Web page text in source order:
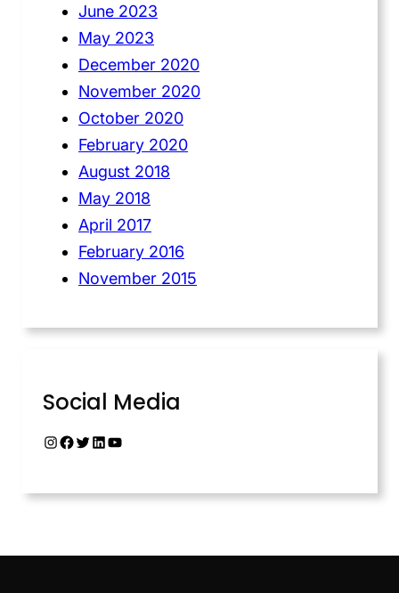
June 2023
May 2023
December 2020
November 2020
October 2020
February 2020
August 2018
May 2018
April 2017
February 2016
November 2015
Social Media